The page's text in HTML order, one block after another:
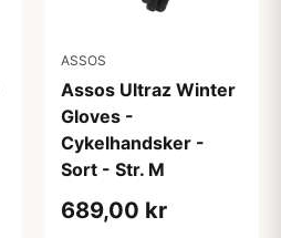
ASSOS
Assos Ultraz Winter
Gloves -
Cykelhandsker -
Sort - Str. M
689,00 kr